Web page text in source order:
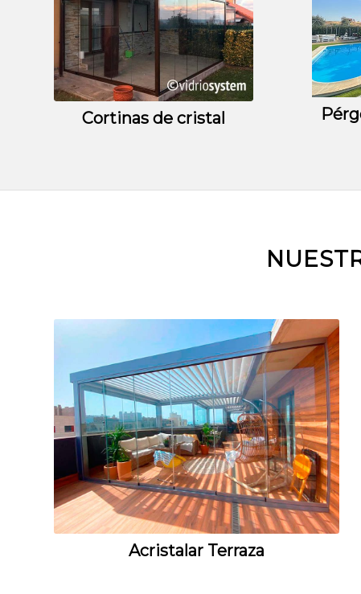
Cortinas de cristal
Acristalar Terraza